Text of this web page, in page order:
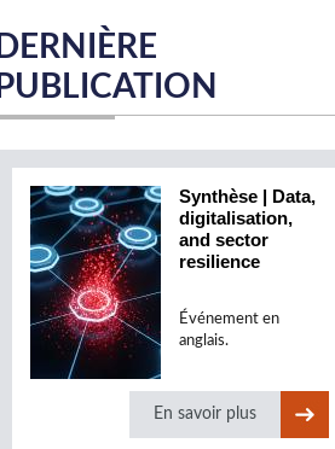
DERNIÈRE
PUBLICATION
Synthèse | Data,
digitalisation,
and sector
resilience
Événement en
anglais.
En savoir plus